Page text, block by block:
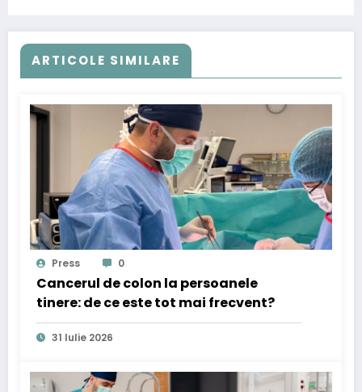
ARTICOLE SIMILARE
Press 0
Cancerul de colon la persoanele
tinere: de ce este tot mai frecvent?
31 Iulie 2026